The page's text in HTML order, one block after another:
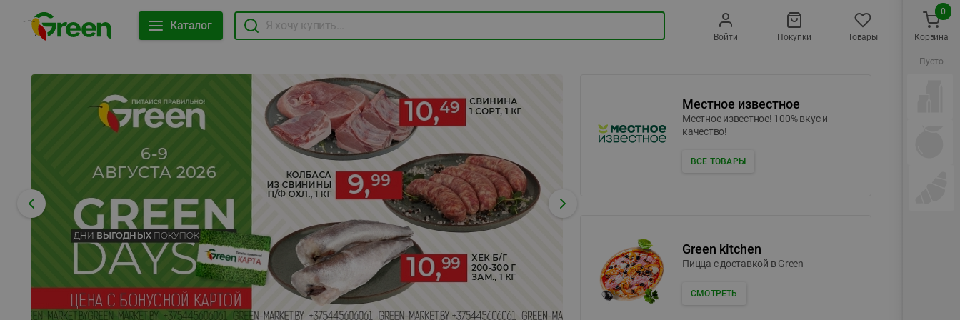
Каталог
Войти Покупки Товары
Местное известное
Местное известное! 100% вкус и
качество!
ВСЕ ТОВАРЫ
Green kitchen
Пицца c доставкой в Green
СМОТРЕТЬ
Корзина
0
Пусто